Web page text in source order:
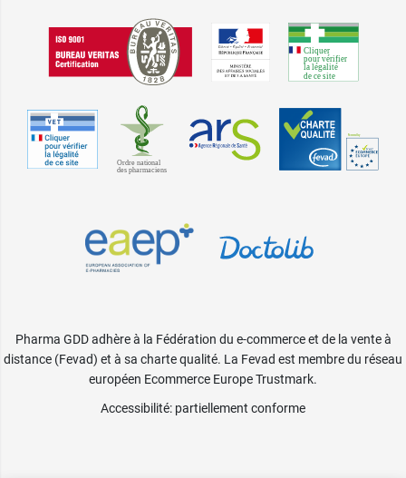
Pharma GDD adhère à la Fédération du e-commerce et de la vente à
distance (Fevad) et à sa charte qualité. La Fevad est membre du réseau
européen Ecommerce Europe Trustmark.
Accessibilité: partiellement conforme